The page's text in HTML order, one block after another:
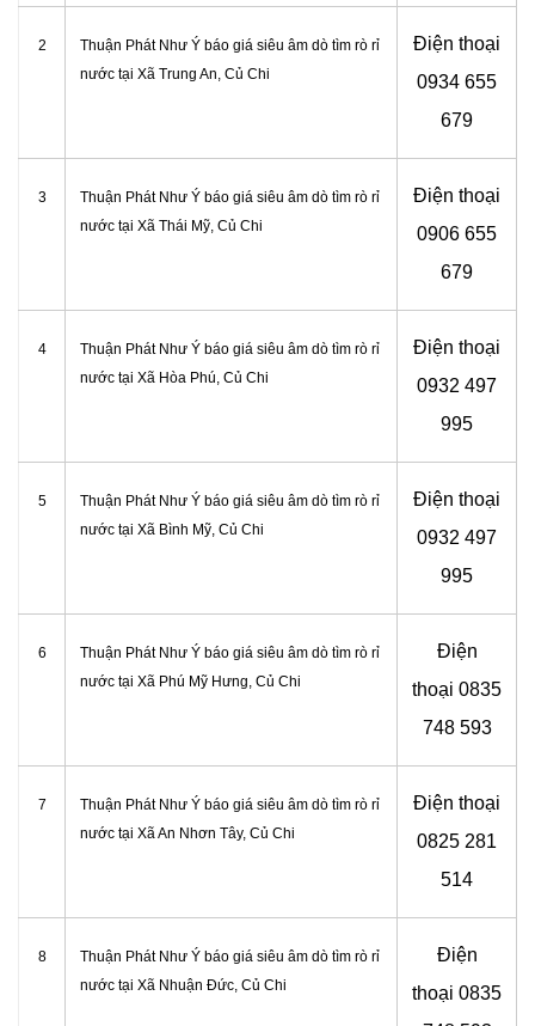
2
Thuận Phát Như Ý báo giá siêu âm dò tìm rò rỉ
nước tại Xã Trung An, Củ Chi
Điện thoại
0934 655
679
3
Thuận Phát Như Ý báo giá siêu âm dò tìm rò rỉ
nước tại Xã Thái Mỹ, Củ Chi
Điện thoại
0906 655
679
4
Thuận Phát Như Ý báo giá siêu âm dò tìm rò rỉ
nước tại Xã Hòa Phú, Củ Chi
Điện thoại
0932 497
995
5
Thuận Phát Như Ý báo giá siêu âm dò tìm rò rỉ
nước tại Xã Bình Mỹ, Củ Chi
Điện thoại
0932 497
995
6
Thuận Phát Như Ý báo giá siêu âm dò tìm rò rỉ
nước tại Xã Phú Mỹ Hưng, Củ Chi
Điện
thoại 0835
748 593
7
Thuận Phát Như Ý báo giá siêu âm dò tìm rò rỉ
nước tại Xã An Nhơn Tây, Củ Chi
Điện thoại
0825 281
514
8
Thuận Phát Như Ý báo giá siêu âm dò tìm rò rỉ
nước tại Xã Nhuận Đức, Củ Chi
Điện
thoại 0835